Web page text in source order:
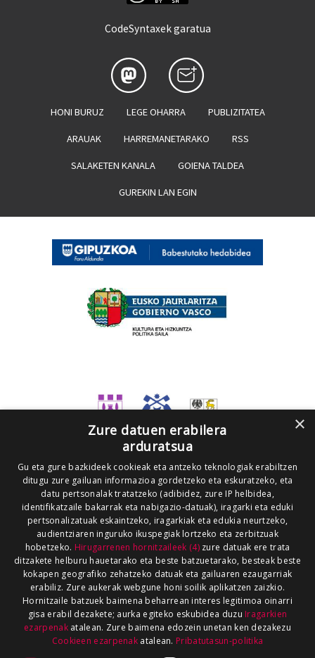
CodeSyntaxek garatua
HONI BURUZ LEGE OHARRA PUBLIZITATEA
ARAUAK HARREMANETARAKO RSS
SALAKETEN KANALA GOIENA TALDEA
GUREKIN LAN EGIN
×
Zure datuen erabilera
arduratsua
Gu eta gure bazkideek cookieak eta antzeko teknologiak erabiltzen
ditugu zure gailuan informazioa gordetzeko eta eskuratzeko, eta
datu pertsonalak tratatzeko (adibidez, zure IP helbidea,
identifikatzaile bakarrak eta nabigazio-datuak), iragarki eta eduki
pertsonalizatuak eskaintzeko, iragarkiak eta edukia neurtzeko,
audientziaren inguruko ikuspegiak lortzeko eta zerbitzuak
hobetzeko. Hirugarrenen hornitzaileek (4)zure datuak ere trata
ditzakete helburu hauetarako eta beste batzuetarako, besteak beste
kokapen geografiko zehatzeko datuak eta gailuaren ezaugarriak
erabiliz. Zure aukerak webgune honi soilik aplikatzen zaizkio.
Hornitzaile batzuek baimena beharrean interes legitimoa oinarri
gisa erabil dezakete; aurka egiteko eskubidea duzu Iragarkien
ezarpenakatalean. Zure baimena edozein unetan ken dezakezu
Cookieen ezarpenak atalean. Pribatutasun-politika